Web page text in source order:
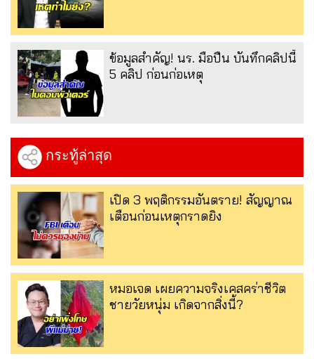
ข้อมูลสำคัญ! นร. มือปืน บันทึกคลิปนี้
5 คลิป ก่อนก่อเหตุ
กระทู้ล่าสุด
เปิด 3 พฤติกรรมอันตราย! สัญญาณ
เตือนก่อนเหตุกราดยิง
หมอเจด เผยความจริงเคสคร่าชีวิต
ชายวัยหนุ่ม เกิดจากสิ่งนี้?